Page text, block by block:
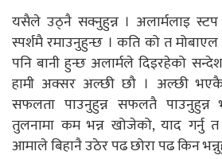
यसैले उठ्नै सक्नुहुन्न । अलार्मलाइ स्टप
स्पर्शमै रमाउनुहुन्छ । कति को त
पनि बानी हुन्छ अलार्मले दिइरहेको
हामी अक्सर अल्छी छौ । अल्छी
सफलता पाउनुहुन्न सफलतै
तुलनामा कम भन्न खोजेको, याद गर्नु त
आमाले बिहानै उठेर पढ छोरा पढ किन